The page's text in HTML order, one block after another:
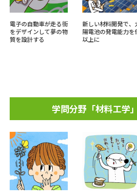
電子の自動車が走る街
をデザインして夢の物
質を設計する
新しい材料開発で、
陽電池の発電能力を
以上に
学問分野「材料工学